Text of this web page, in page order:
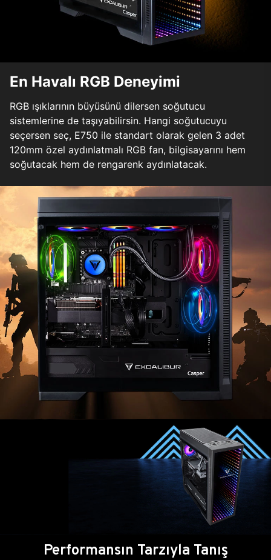
En Havalı RGB Deneyimi
RGB ışıklarının büyüsünü dilersen soğutucu
sistemlerine de taşıyabilirsin. Hangi soğutucuyu
seçersen seç, E750 ile standart olarak gelen 3 adet
120mm özel aydınlatmalı RGB fan, bilgisayarını hem
soğutacak hem de rengarenk aydınlatacak.
Performansın Tarzıyla Tanış